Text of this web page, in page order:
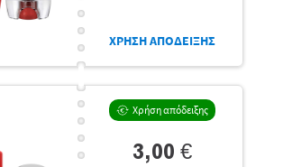
ΧΡΗΣΗ ΑΠΟΔΕΙΞΗΣ
Χρήση απόδειξης
3,00 €